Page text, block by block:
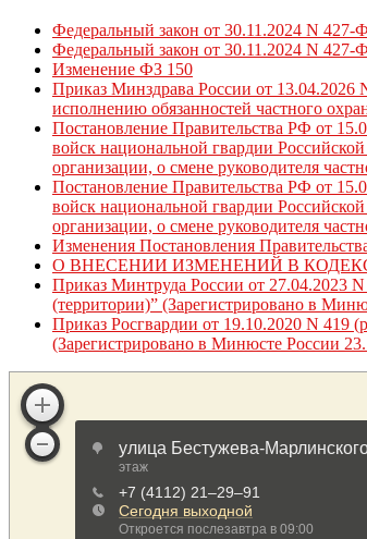
Федеральный закон от 30.11.2024 N 427-
Федеральный закон от 30.11.2024 N 427-
Изменение ФЗ 150
Приказ Минздрава России от 13.04.2026
исполнению обязанностей частного
Постановление Правительства РФ от
войск национальной гвардии
организации, о смене руководителя
Постановление Правительства РФ от
войск национальной гвардии
организации, о смене руководителя
Изменения Постановления
О ВНЕСЕНИИ ИЗМЕНЕНИЙ В
Приказ Минтруда России от 27.04.2023
(территории)” (Зарегистрировано в
Приказ Росгвардии от 19.10.2020 N 419
(Зарегистрировано в Минюсте России